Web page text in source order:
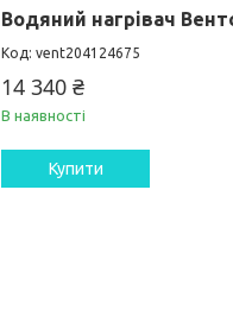
Водяний нагрівач
vent204124675
14 340 ₴
В наявності
Купити